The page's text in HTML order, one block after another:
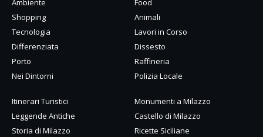
Ambiente
Food
Shopping
Animali
Tecnologia
Lavori in Corso
Differenziata
Dissesto
Porto
Raffineria
Nei Dintorni
Polizia Locale
Itinerari Turistici
Monumenti a Milazzo
Leggende Antiche
Castello di Milazzo
Storia di Milazzo
Ricette Siciliane